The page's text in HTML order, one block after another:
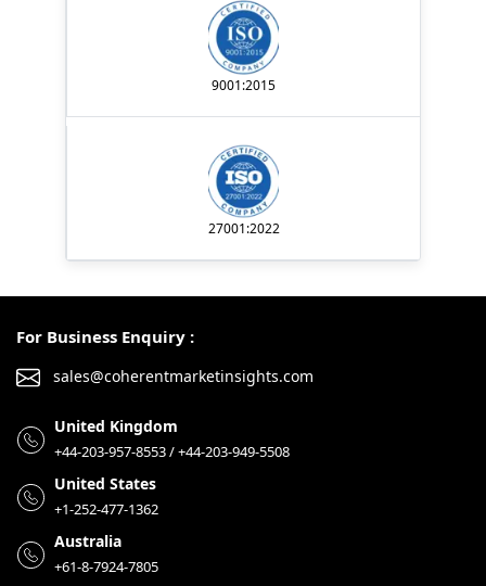
9001:2015
27001:2022
For Business Enquiry :
sales@coherentmarketinsights.com
United Kingdom
+44-203-957-8553 / +44-203-949-5508
United States
+1-252-477-1362
Australia
+61-8-7924-7805